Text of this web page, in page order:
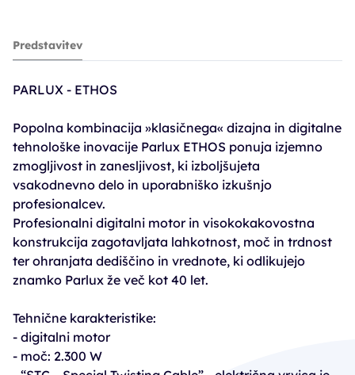
fen PAR Ethos - Lilac*
188,93€
269,90€
Predstavitev
PARLUX - ETHOS
Popolna kombinacija »klasičnega« dizajna in digitalne
tehnološke inovacije Parlux ETHOS ponuja izjemno
zmogljivost in zanesljivost, ki izboljšujeta
vsakodnevno delo in uporabniško izkušnjo
profesionalcev.
Profesionalni digitalni motor in visokokakovostna
konstrukcija zagotavljata lahkotnost, moč in trdnost
ter ohranjata dediščino in vrednote, ki odlikujejo
znamko Parlux že več kot 40 let.
Tehnične karakteristike:
- digitalni motor
- moč: 2.300 W